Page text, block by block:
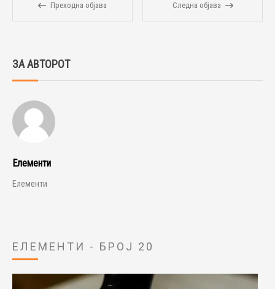
Преходна објава Следна објава
ЗА АВТОРОТ
Елементи
Елементи
ЕЛЕМЕНТИ - БРОЈ 20